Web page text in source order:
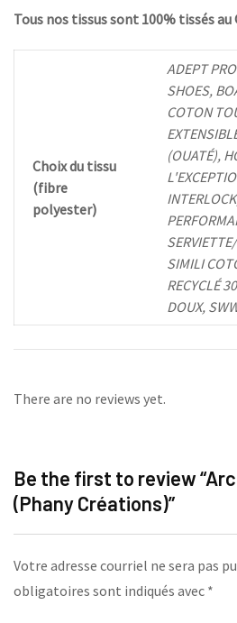
Tous nos tissus sont 100% tissés au
Choix du tissu
(fibre
polyester)
ADEPT
SHOES,
COTON
(OUATÉ),
SIMILI
RECYCLÉ
DOUX,
There are no reviews yet.
Be the first to review
(Phany Créations)”
Votre adresse courriel ne sera pas
obligatoires sont indiqués avec *